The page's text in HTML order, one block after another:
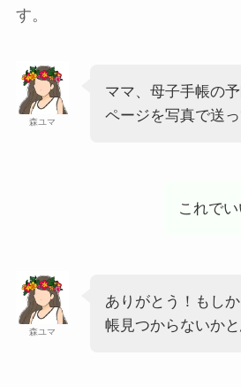
す。
森ユマ
ママ、母子手帳の
ページを写真で送
これでい
森ユマ
ありがとう！もし
帳見つからないか